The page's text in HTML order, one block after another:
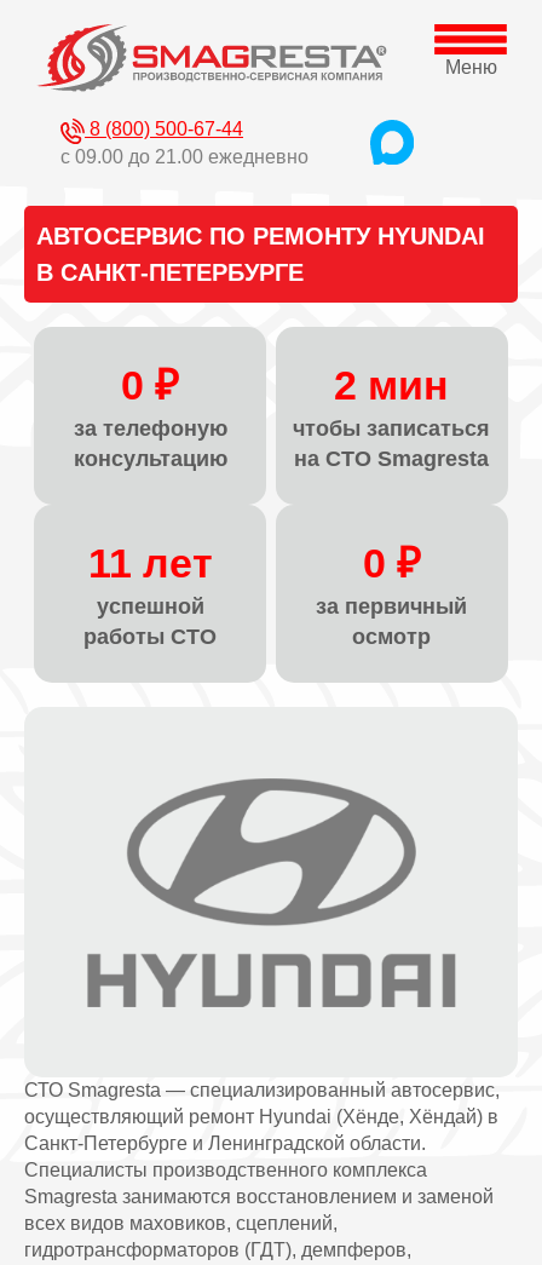
Меню
8 (800) 500-67-44
с 09.00 до 21.00 ежедневно
АВТОСЕРВИС ПО РЕМОНТУ HYUNDAI
В САНКТ-ПЕТЕРБУРГЕ
0 ₽
за телефоную
консультацию
2 мин
чтобы записаться
на СТО Smagresta
11 лет
успешной
работы СТО
0 ₽
за первичный
осмотр
СТО Smagresta — специализированный автосервис,
осуществляющий ремонт Hyundai (Хёнде, Хёндай) в
Санкт-Петербурге и Ленинградской области.
Специалисты производственного комплекса
Smagresta занимаются восстановлением и заменой
всех видов маховиков, сцеплений,
гидротрансформаторов (ГДТ), демпферов,